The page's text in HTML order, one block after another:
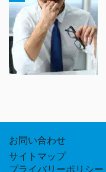
お問い合わせ
サイトマップ
プライバリーポリシー